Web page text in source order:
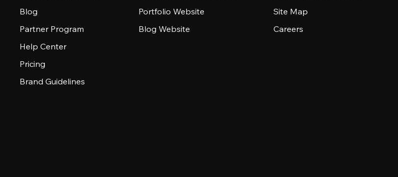
Blog
Partner Program
Help Center
Pricing
Brand Guidelines
Portfolio Website
Blog Website
Site Map
Careers